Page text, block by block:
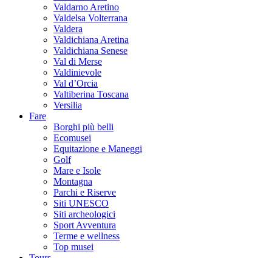
Valdarno Aretino
Valdelsa Volterrana
Valdera
Valdichiana Aretina
Valdichiana Senese
Val di Merse
Valdinievole
Val d’Orcia
Valtiberina Toscana
Versilia
Fare
Borghi più belli
Ecomusei
Equitazione e Maneggi
Golf
Mare e Isole
Montagna
Parchi e Riserve
Siti UNESCO
Siti archeologici
Sport Avventura
Terme e wellness
Top musei